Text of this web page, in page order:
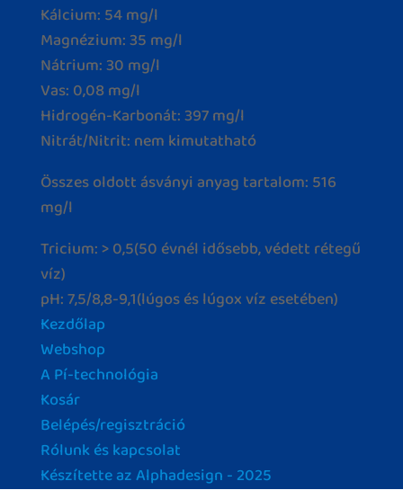
Kálcium: 54 mg/l
Magnézium: 35 mg/l
Nátrium: 30 mg/l
Vas: 0,08 mg/l
Hidrogén-Karbonát: 397 mg/l
Nitrát/Nitrit: nem kimutatható
Összes oldott ásványi anyag tartalom: 516
mg/l
Tricium: > 0,5(50 évnél idősebb, védett rétegű
víz)
pH: 7,5/8,8-9,1(lúgos és lúgox víz esetében)
Kezdőlap
Webshop
A Pí-technológia
Kosár
Belépés/regisztráció
Rólunk és kapcsolat
Készítette az Alphadesign - 2025